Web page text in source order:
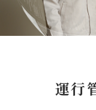
遠隔点呼
運行